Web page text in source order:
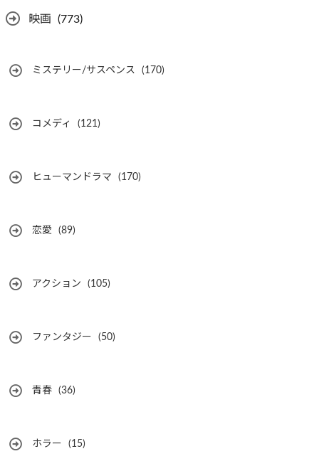
映画 (773)
ミステリー/サスペンス (170)
コメディ (121)
ヒューマンドラマ (170)
恋愛 (89)
アクション (105)
ファンタジー (50)
青春 (36)
ホラー (15)